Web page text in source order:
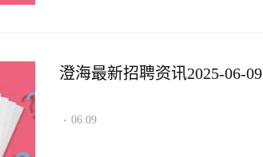
澄海最新招聘资讯2025-06-09
· 06.09